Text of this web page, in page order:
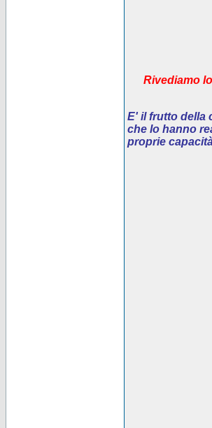
Rivediamo
E' ilfrutto della
che lo hanno
proprie